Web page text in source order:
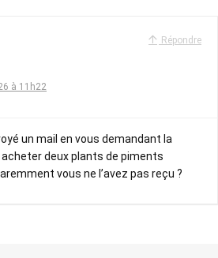
Répondre
à 11h22
un mail en vous demandant la
deux plants de piments
vous ne l’avez pas reçu ?